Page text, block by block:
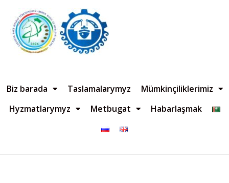
Biz barada Taslamalarymyz
Mümkinçiliklerimiz
Hyzmatlarymyz
Metbugat Habarlaşmak